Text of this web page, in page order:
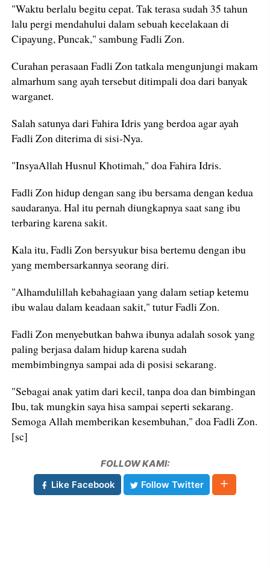
"Waktu berlalu begitu cepat. Tak terasa sudah 35 tahun
lalu pergi mendahului dalam sebuah kecelakaan di
Cipayung, Puncak," sambung Fadli Zon.
Curahan perasaan Fadli Zon tatkala mengunjungi makam
almarhum sang ayah tersebut ditimpali doa dari banyak
warganet.
Salah satunya dari Fahira Idris yang berdoa agar ayah
Fadli Zon diterima di sisi-Nya.
"InsyaAllah Husnul Khotimah," doa Fahira Idris.
Fadli Zon hidup dengan sang ibu bersama dengan kedua
saudaranya. Hal itu pernah diungkapnya saat sang ibu
terbaring karena sakit.
Kala itu, Fadli Zon bersyukur bisa bertemu dengan ibu
yang membersarkannya seorang diri.
"Alhamdulillah kebahagiaan yang dalam setiap ketemu
ibu walau dalam keadaan sakit," tutur Fadli Zon.
Fadli Zon menyebutkan bahwa ibunya adalah sosok yang
paling berjasa dalam hidup karena sudah
membimbingnya sampai ada di posisi sekarang.
"Sebagai anak yatim dari kecil, tanpa doa dan bimbingan
Ibu, tak mungkin saya hisa sampai seperti sekarang.
Semoga Allah memberikan kesembuhan," doa Fadli Zon.
[sc]
FOLLOW KAMI:
Like Facebook
Follow Twitter